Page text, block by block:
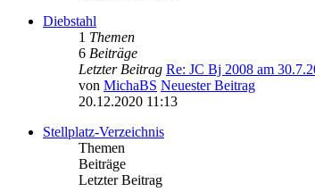
Diebstahl
1 Themen
6 Beiträge
Letzter Beitrag Re: JC Bj 2008 am
von MichaBS Neuester Beitrag
20.12.2020 11:13
Stellplatz-Verzeichnis
Themen
Beiträge
Letzter Beitrag